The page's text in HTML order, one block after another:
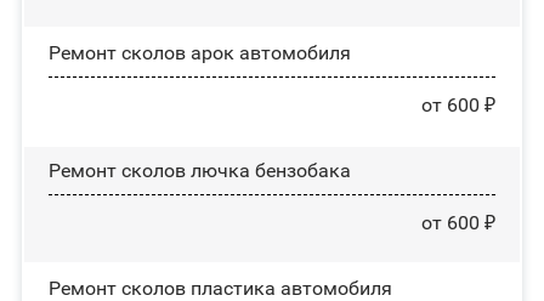
Ремонт сколов арок автомобиля
от 600 ₽
Ремонт сколов лючка бензобака
от 600 ₽
Ремонт сколов пластика автомобиля